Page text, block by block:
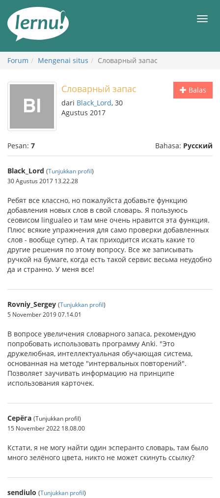
daftar
Forum Mengenai situs Словарный запас
Balas
Словарный запас
dari Black_Lord, 30
Agustus 2017
Pesan: 7 Bahasa: Русский
Black_Lord (Tunjukkan profil)
30 Agustus 2017 13.22.28
Ребят все классно, но пожалуйста добавьте функцию
добавления новых слов в свой словарь. Я пользуюсь
сеовисом lingualeo и там мне очень нравится эта функция.
Плюс всякие упражнения для само проверки добавленных
слов - вообще супер. А так приходится искать какие то
другие решения по этому вопросу. Все же записывать
ручкой на бумаге, когда есть такой сервис весьма неудобно
да и странно. У меня все!
Rovniy_Sergey (Tunjukkan profil)
5 November 2019 07.14.01
В вопросе увеличения словарного запаса, рекомендую
попробовать использовать программу Anki. "Это
дружелюбная, интеллектуальная обучающая система,
основанная на методе "интервальных повторений".
Позволяет заучивать информацию на принципе
использования карточек.
Серёга (Tunjukkan profil)
15 November 2022 18.08.00
Кстати, я не могу найти один эсперанто словарь, там было
много зелёного цвета, никто не может скинуть ссылку?
sendiulo (Tunjukkan profil)